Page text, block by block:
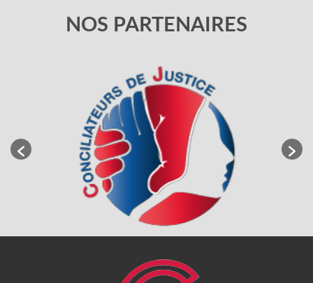
NOS PARTENAIRES